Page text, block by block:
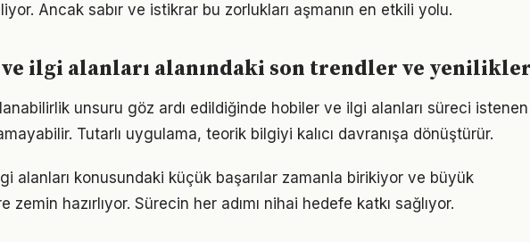
Ancak sabır ve istikrar bu zorlukları aşmanın en etkili yolu.
ilgi alanları alanındaki son trendler ve yenilikler
unsuru göz ardı edildiğinde hobiler ve ilgi alanları süreci istenen
Tutarlı uygulama, teorik bilgiyi kalıcı davranışa dönüştürür.
alanları konusundaki küçük başarılar zamanla birikiyor ve büyük
zemin hazırlıyor. Sürecin her adımı nihai hedefe katkı sağlıyor.